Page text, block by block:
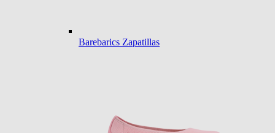
Barebarics Zapatillas